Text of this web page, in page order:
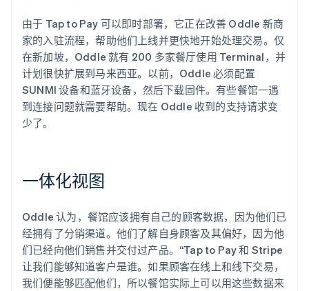
由于 Tap to Pay 可以即时部署，它正在改善 Oddle 新商
家的入驻流程，帮助他们上线并更快地开始处理交易。仅
在新加坡，Oddle 就有 200 多家餐厅使用 Terminal，并
计划很快扩展到马来西亚。以前，Oddle 必须配置
SUNMI 设备和蓝牙设备，然后下载固件。有些餐馆一遇
到连接问题就需要帮助。现在 Oddle 收到的支持请求变
少了。
一体化视图
Oddle 认为，餐馆应该拥有自己的顾客数据，因为他们已
经拥有了分销渠道。他们了解自身顾客及其偏好，因为他
们已经向他们销售并交付过产品。“Tap to Pay 和 Stripe
让我们能够知道客户是谁。如果顾客在线上和线下交易，
我们便能够匹配他们，所以餐馆实际上可以用这些数据来